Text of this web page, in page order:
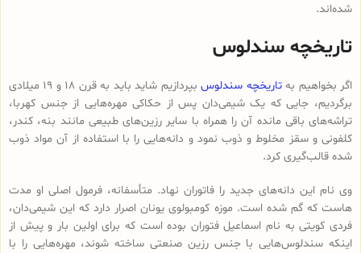
شده‌اند.
تاریخچه سندلوس
اگر بخواهیم بهتاریخچه سندلوس
بپردازیم شاید باید به قرن 18 و 19 میلادی
برگردیم، جایی که یک شیمی‌دان پس از حکاکی مهره‌هایی از جنس کهربا،
تراشه‌های باقی مانده آن را همراه با سایر رزین‌های طبیعی مانند بنه، کندر،
کلفونی و سقز مخلوط و ذوب نمود و دانه‌هایی را با استفاده از آن مواد ذوب
شده قالب‌گیری کرد.
وی نام این دانه‌های جدید را فاتوران نهاد. متأسفانه، فرمول اصلی او مدت
هاست که گم شده است. موزه کومبولوی یونان اصرار دارد که این شیمی‌دان،
فردی کویتی به نام اسماعیل فتوران بوده است که برای اولین بار و پیش از
اینکه سندلوس‌هایی با جنس رزین صنعتی ساخته شوند، مهره‌هایی را با